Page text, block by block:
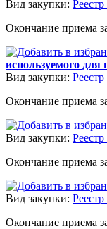
Вид закупки:
Окончание приема
используемого
Вид закупки:
Окончание приема
Вид закупки:
Окончание приема
Вид закупки:
Окончание приема